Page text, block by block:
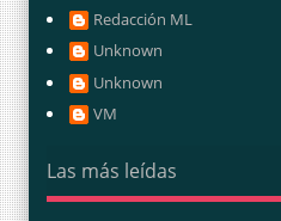
Redacción ML
Unknown
Unknown
VM
Las más leídas